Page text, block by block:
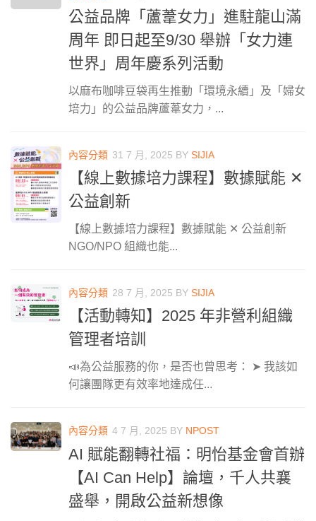
公益品牌「蘆葦女力」進駐龍山滿
周年 即日起至9/30 舉辦「女力連
世界」周年慶系列活動
以麻布咖啡豆袋再生推動「環境永續」及「婦女
培力」的公益品牌蘆葦女力，...
內容分類 31 7 月, 2025 BY SIJIA
【線上數據培力課程】數據賦能 ✕
公益創新
【線上數據培力課程】數據賦能 ✕ 公益創新
NGO/NPO 組織也能...
內容分類 28 7 月, 2025 BY SIJIA
【活動轉知】2025 年非營利組織
管理者培訓
📣為公益服務的你，是否也曾思考： ➤ 我該如
何讓團隊更有效率地達成任...
內容分類 4 7 月, 2025 BY NPOST
AI 賦能翻轉社福：明怡基金會首辦
【AI Can Help】論壇，千人共襄
盛舉，開啟公益新想像